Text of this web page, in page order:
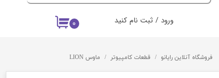
۰ ورود / ثبت نام کنید
فروشگاه آنلاین رایانو قطعات کامپیوتر ماوس LION